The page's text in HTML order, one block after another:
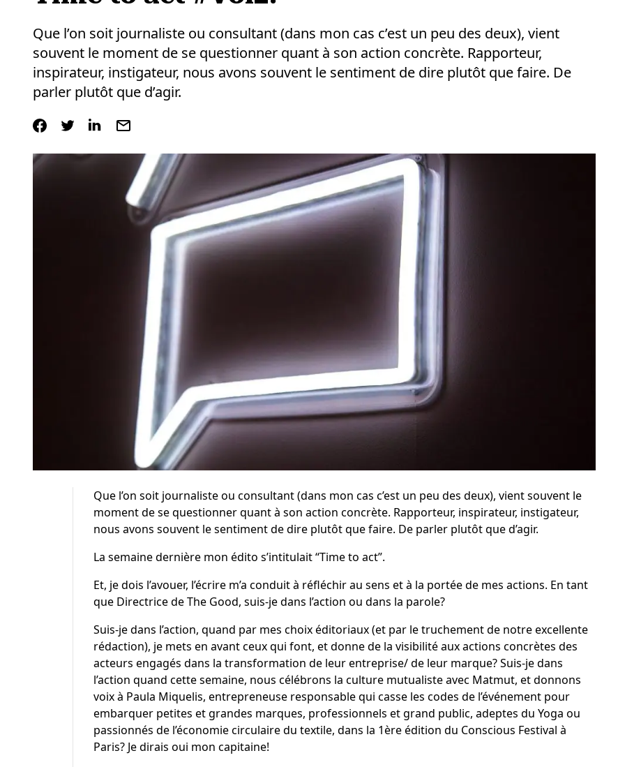
Que l’on soit journaliste ou consultant (dans mon cas c’est un peu des deux), vient
souvent le moment de se questionner quant à son action concrète. Rapporteur,
inspirateur, instigateur, nous avons souvent le sentiment de dire plutôt que faire. De
parler plutôt que d’agir.
Que l’on soit journaliste ou consultant (dans mon cas c’est un peu des deux), vient souvent le
moment de se questionner quant à son action concrète. Rapporteur, inspirateur, instigateur,
nous avons souvent le sentiment de dire plutôt que faire. De parler plutôt que d’agir.
La semaine dernière mon édito s’intitulait “Time to act”.
Et, je dois l’avouer, l’écrire m’a conduit à réfléchir au sens et à la portée de mes actions. En tant
que Directrice de The Good, suis-je dans l’action ou dans la parole?
Suis-je dans l’action, quand par mes choix éditoriaux (et par le truchement de notre excellente
rédaction), je mets en avant ceux qui font, et donne de la visibilité aux actions concrètes des
acteurs engagés dans la transformation de leur entreprise/ de leur marque? Suis-je dans
l’action quand cette semaine, nous célébrons la culture mutualiste avec Matmut, et donnons
voix à Paula Miquelis, entrepreneuse responsable qui casse les codes de l’événement pour
embarquer petites et grandes marques, professionnels et grand public, adeptes du Yoga ou
passionnés de l’économie circulaire du textile, dans la 1ère édition du Conscious Festival à
Paris? Je dirais oui mon capitaine!